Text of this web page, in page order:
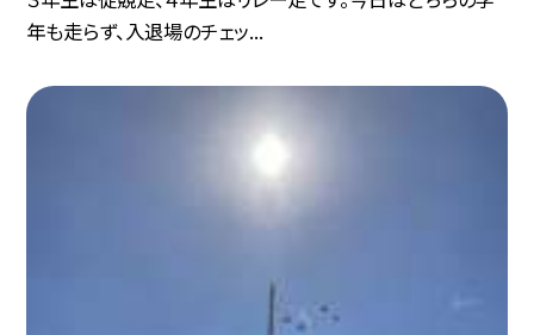
年も走らず、入退場のチェッ...